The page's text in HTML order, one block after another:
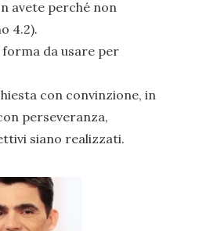
avete perché non
4.2).
forma da usare per
con convinzione, in
perseveranza,
siano realizzati.